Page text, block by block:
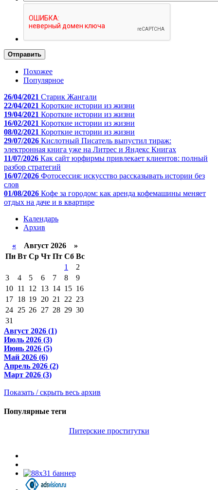
Отправить
Похожее
Популярное
26/04/2021 Старик Жангали
22/04/2021 Короткие истории из жизни
19/04/2021 Короткие истории из жизни
16/02/2021 Короткие истории из жизни
08/02/2021 Короткие истории из жизни
29/07/2026 Кислотный Писатель выпустил тираж:
электронная книга уже на Литрес и Яндекс Книгах
11/07/2026 Как сайт юрфирмы привлекает клиентов: полный
разбор стратегий
16/07/2026 Фотосессия: искусство рассказывать истории без
слов
01/08/2026 Кофе за городом: как аренда кофемашины меняет
отдых на даче и в квартире
Календарь
Архив
« Август 2026 »
Пн Вт Ср Чт Пт Сб Вс
1
2
3
4 5 6 7 8
9
10 11 12 13 14 15 16
17 18 19 20 21 22 23
24 25 26 27 28 29 30
31
Август 2026 (1)
Июль 2026 (3)
Июнь 2026 (5)
Май 2026 (6)
Апрель 2026 (2)
Март 2026 (3)
Показать / скрыть весь архив
Популярные теги
Питерские проститутки